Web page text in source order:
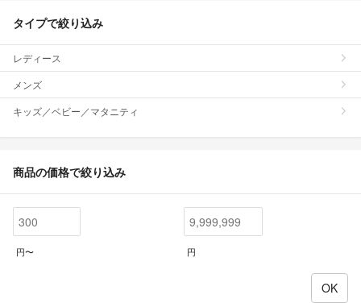
タイプで絞り込み
レディース
メンズ
キッズ／ベビー／マタニティ
商品の価格で絞り込み
円〜 円